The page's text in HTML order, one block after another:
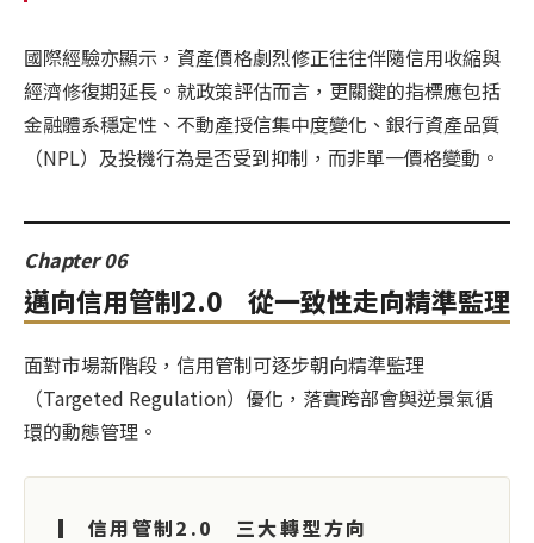
國際經驗亦顯示，資產價格劇烈修正往往伴隨信用收縮與
經濟修復期延長。就政策評估而言，更關鍵的指標應包括
金融體系穩定性、不動產授信集中度變化、銀行資產品質
（NPL）及投機行為是否受到抑制，而非單一價格變動。
Chapter 06
邁向信用管制2.0 從一致性走向精準監理
面對市場新階段，信用管制可逐步朝向精準監理
（Targeted Regulation）優化，落實跨部會與逆景氣循
環的動態管理。
▎ 信用管制2.0 三大轉型方向